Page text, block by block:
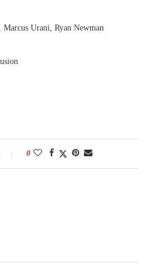
Urani, Ryan Newman
0